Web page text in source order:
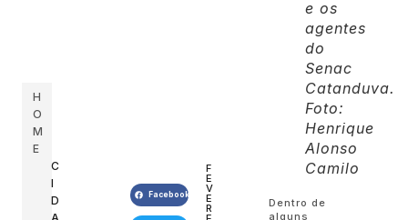
H
O
M
E
C
I
D
A
Facebook
F
E
V
E
R
e os
agentes
do
Senac
Catanduva.
Foto:
Henrique
Alonso
Camilo
Dentro de
alguns